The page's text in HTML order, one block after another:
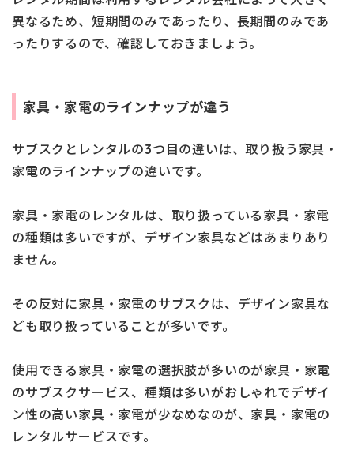
異なるため、短期間のみであったり、長期間のみであ
ったりするので、確認しておきましょう。
家具・家電のラインナップが違う
サブスクとレンタルの3つ目の違いは、取り扱う家具・
家電のラインナップの違いです。
家具・家電のレンタルは、取り扱っている家具・家電
の種類は多いですが、デザイン家具などはあまりあり
ません。
その反対に家具・家電のサブスクは、デザイン家具な
ども取り扱っていることが多いです。
使用できる家具・家電の選択肢が多いのが家具・家電
のサブスクサービス、種類は多いがおしゃれでデザイ
ン性の高い家具・家電が少なめなのが、家具・家電の
レンタルサービスです。